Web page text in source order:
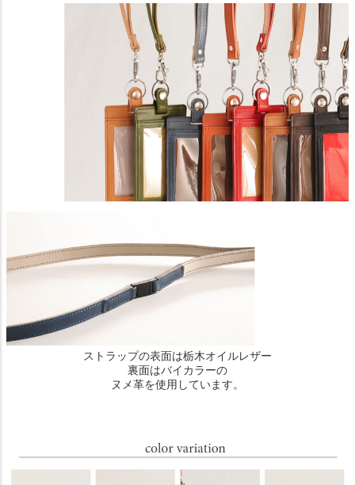
ストラップの表面は栃木オイルレザー
裏面はバイカラーの
ヌメ革を使用しています。